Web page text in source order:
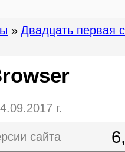
сайта
г.
» Двадцать первая